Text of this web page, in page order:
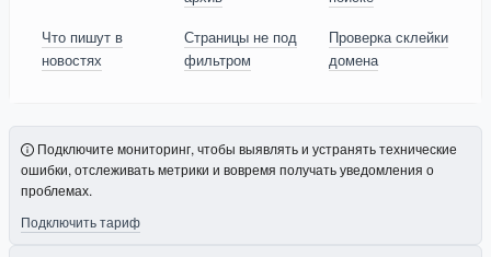
Что пишут в
новостях
Страницы не под
фильтром
Проверка склейки
домена
Подключите мониторинг, чтобы выявлять и устранять технические
ошибки, отслеживать метрики и вовремя получать уведомления о
проблемах.
Подключить тариф